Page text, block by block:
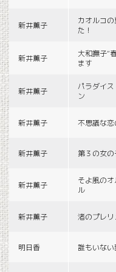
新井薫子
カオルコ
た！
新井薫子
大和撫子“
ます
新井薫子
パラダイス
ン
新井薫子 不思議な
新井薫子 第３の女の
新井薫子
そよ風の
ル
新井薫子 渚のプレリ
明日香 誰もいない